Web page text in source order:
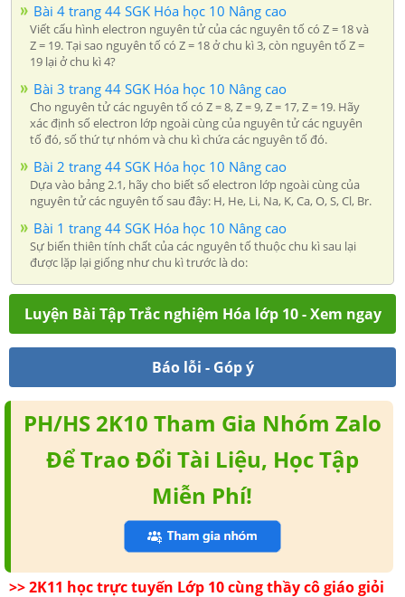
Bài 4 trang 44 SGK Hóa học 10 Nâng cao
Viết cấu hình electron nguyên tử của các nguyên tố có Z = 18 và
Z = 19. Tại sao nguyên tố có Z = 18 ở chu kì 3, còn nguyên tố Z =
19 lại ở chu kì 4?
Bài 3 trang 44 SGK Hóa học 10 Nâng cao
Cho nguyên tử các nguyên tố có Z = 8, Z = 9, Z = 17, Z = 19. Hãy
xác định số electron lớp ngoài cùng của nguyên tử các nguyên
tố đó, số thứ tự nhóm và chu kì chứa các nguyên tố đó.
Bài 2 trang 44 SGK Hóa học 10 Nâng cao
Dựa vào bảng 2.1, hãy cho biết số electron lớp ngoài cùng của
nguyên tử các nguyên tố sau đây: H, He, Li, Na, K, Ca, O, S, Cl, Br.
Bài 1 trang 44 SGK Hóa học 10 Nâng cao
Sự biến thiên tính chất của các nguyên tố thuộc chu kì sau lại
được lặp lại giống như chu kì trước là do:
Luyện Bài Tập Trắc nghiệm Hóa lớp 10 - Xem ngay
Báo lỗi - Góp ý
PH/HS 2K10 Tham Gia Nhóm Zalo
Để Trao Đổi Tài Liệu, Học Tập
Miễn Phí!
>> 2K11 học trực tuyến Lớp 10 cùng thầy cô giáo giỏi